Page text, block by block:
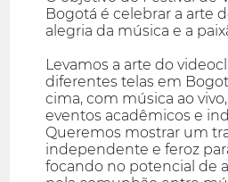
Bogotá é celebrar a arte
alegria da música e a
Levamos a arte do
diferentes telas em
cima, com música ao
eventos acadêmicos e
Queremos mostrar um
independente e feroz
focando no potencial de